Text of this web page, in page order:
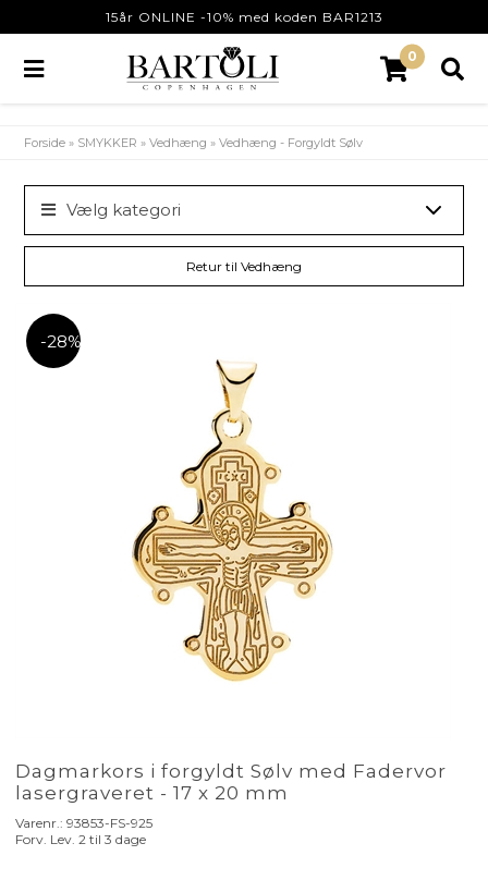
15år ONLINE -10% med koden BAR1213
0
Forside » SMYKKER »Vedhæng »Vedhæng - Forgyldt Sølv
Vælg kategori
Retur til Vedhæng
-28%
Dagmarkors i forgyldt Sølv med Fadervor
lasergraveret - 17 x 20 mm
Varenr.:93853-FS-925
Forv. Lev. 2 til 3 dage